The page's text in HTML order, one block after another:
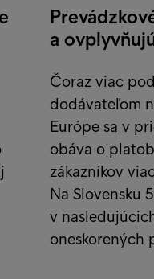
a
Čoraz viac
dodávateľom
Európe sa v
obáva o
zákazníkov
Na Slovensku
v
oneskorených